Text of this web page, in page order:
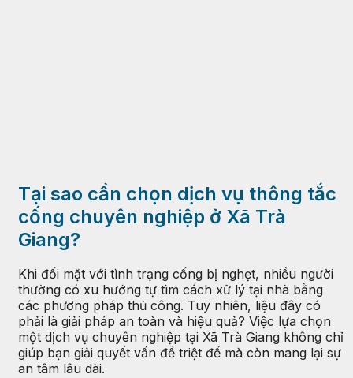
Tại sao cần chọn dịch vụ thông tắc
cống chuyên nghiệp ở Xã Trà
Giang?
Khi đối mặt với tình trạng cống bị nghẹt, nhiều người
thường có xu hướng tự tìm cách xử lý tại nhà bằng
các phương pháp thủ công. Tuy nhiên, liệu đây có
phải là giải pháp an toàn và hiệu quả? Việc lựa chọn
một dịch vụ chuyên nghiệp tại Xã Trà Giang không chỉ
giúp bạn giải quyết vấn đề triệt để mà còn mang lại sự
an tâm lâu dài.